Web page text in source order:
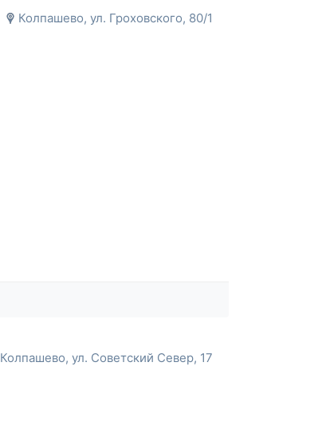
Колпашево, ул. Гроховского, 80/1
Колпашево, ул. Советский Север, 17